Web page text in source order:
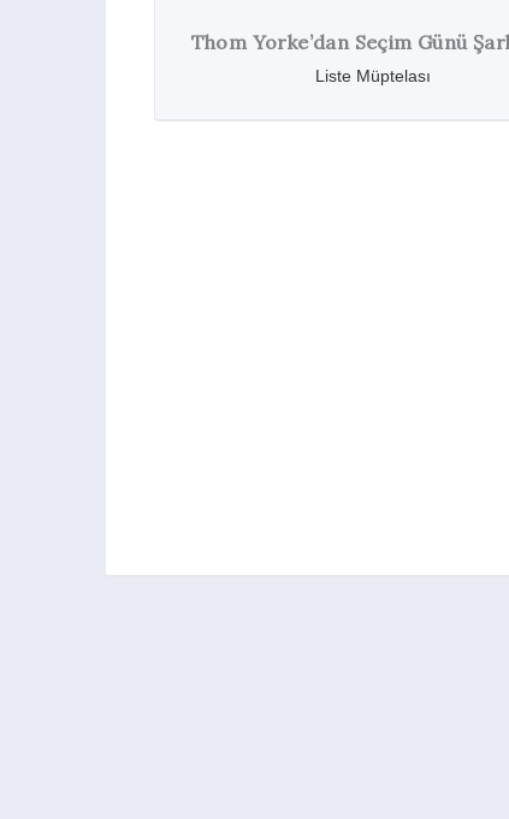
Thom Yorke’dan Seçim Günü Şarkıları
Liste Müptelası